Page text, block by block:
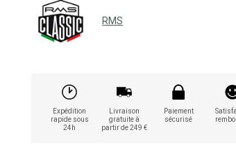
RMS
Expédition
rapide sous
24h
Livraison
gratuite à
partir de 249 €
Paiement
sécurisé